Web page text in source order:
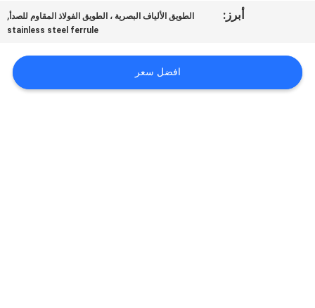
خريطة
أبرز: الطويق الألياف البصرية ، الطويق الفولاذ المقاوم للصدأ ,
stainless steel ferrule
افضل سعر